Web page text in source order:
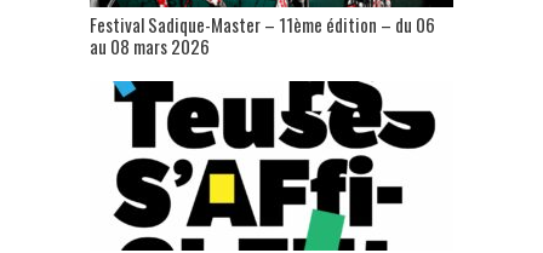
Festival Sadique-Master – 11ème édition – du 06
au 08 mars 2026